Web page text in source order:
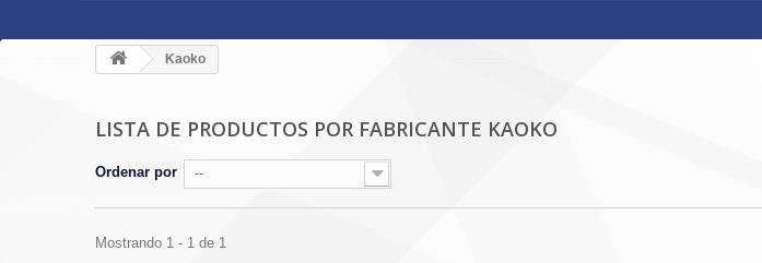
Kaoko
LISTA DE PRODUCTOS POR FABRICANTE KAOKO
Ordenar por --
Mostrando 1 - 1 de 1